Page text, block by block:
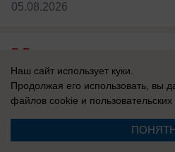
05.08.2026
В России
Новости СВО: удар по
Киевской области,
Вайлдберриз под
устроили бой из-за
Наш сайт использует куки.
Продолжая его использовать, вы
файлов cookie и